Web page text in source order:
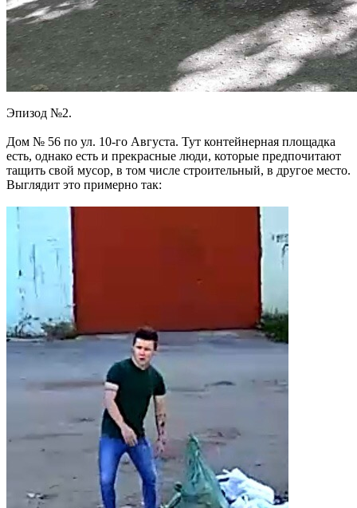
Эпизод №2.
Дом № 56 по ул. 10-го Августа. Тут контейнерная площадка
есть, однако есть и прекрасные люди, которые предпочитают
тащить свой мусор, в том числе строительный, в другое место.
Выглядит это примерно так: